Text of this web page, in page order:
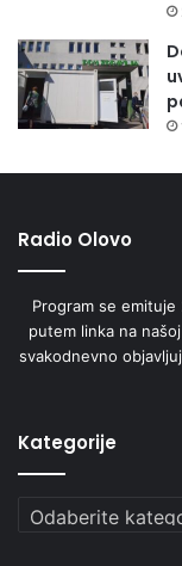
Radio Olovo
Program se
putem linka na
svakodnevno
Kategorije
Kategorije